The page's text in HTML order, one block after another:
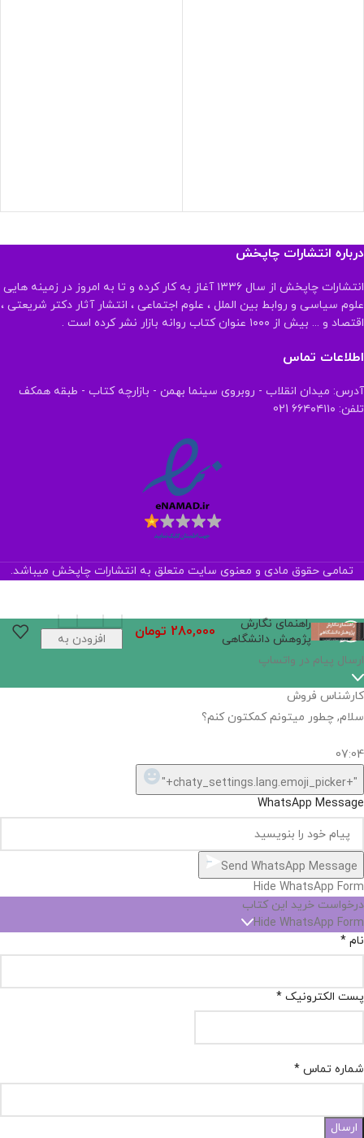
درباره انتشارات چاپخش
انتشارات چاپخش از سال ۱۳۳۶ آغاز به کار کرده و تا به امروز در زمینه هایی
علوم سیاسی و روابط بین الملل ، علوم اجتماعی ، انتشار آثار دکتر شریعتی ،
اقتصاد و ... بیش از ۱۰۰۰ عنوان کتاب روانه بازار نشر کرده است .
اطلاعات تماس
آدرس: میدان انقلاب - روبروی سینما بهمن - بازارچه کتاب - طبقه همکف
تلفن: ۶۶۴۰۴۱۱۰ 021
تمامی حقوق مادی و معنوی سایت متعلق به انتشارات چاپخش میباشد.
راهنمای نگارش
پژوهش دانشگاهی 280,000 تومان
افزودن به
اگر
نیست,
شاید
بتونیم
تهیه
Open
chaty
1
Hide
chaty
ارسال پیام در واتساپ
کارشناس فروش
سلام, چطور میتونم کمکتون کنم؟
07:04
WhatsApp Message
Hide WhatsApp Form